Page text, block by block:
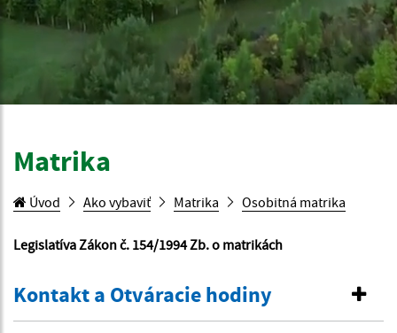
Matrika
Úvod Ako vybaviť Matrika Osobitná matrika
Legislatíva Zákon č. 154/1994 Zb. o matrikách
Kontakt a Otváracie hodiny